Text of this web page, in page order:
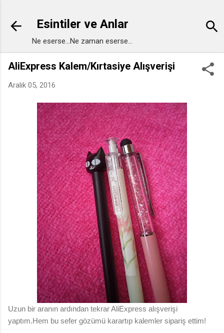
Esintiler ve Anlar
Ne eserse...Ne zaman eserse...
AliExpress Kalem/Kırtasiye Alışverişi
Aralık 05, 2016
Uzun bir aranın ardından tekrar AliExpress alışverişi
yaptım.Hem bu sefer gözümü karartıp kalemler sipariş ettim!